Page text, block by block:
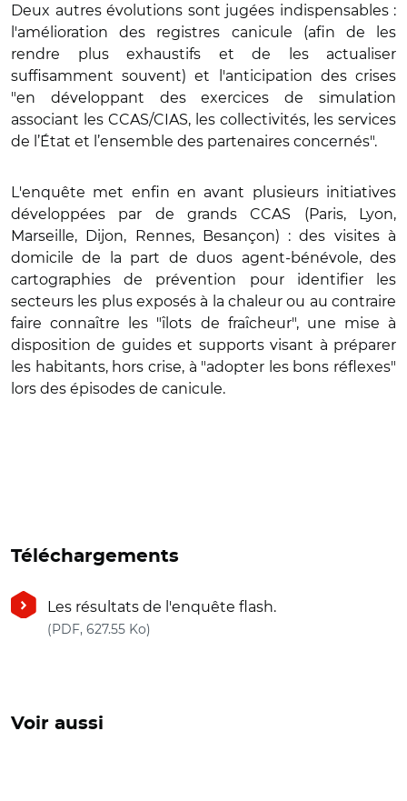
Deux autres évolutions sont jugées indispensables :
l'amélioration des registres canicule (afin de les
rendre plus exhaustifs et de les actualiser
suffisamment souvent) et l'anticipation des crises
"en développant des exercices de simulation
associant les CCAS/CIAS, les collectivités, les services
de l’État et l’ensemble des partenaires concernés".
L'enquête met enfin en avant plusieurs initiatives
développées par de grands CCAS (Paris, Lyon,
Marseille, Dijon, Rennes, Besançon) : des visites à
domicile de la part de duos agent-bénévole, des
cartographies de prévention pour identifier les
secteurs les plus exposés à la chaleur ou au contraire
faire connaître les "îlots de fraîcheur", une mise à
disposition de guides et supports visant à préparer
les habitants, hors crise, à "adopter les bons réflexes"
lors des épisodes de canicule.
Téléchargements
Les résultats de l'enquête flash.
(PDF, 627.55 Ko)
Voir aussi